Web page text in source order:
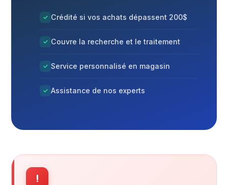
✓ Crédité si vos achats dépassent 200$
✓ Couvre la recherche et le traitement
✓ Service personnalisé en magasin
✓ Assistance de nos experts
!